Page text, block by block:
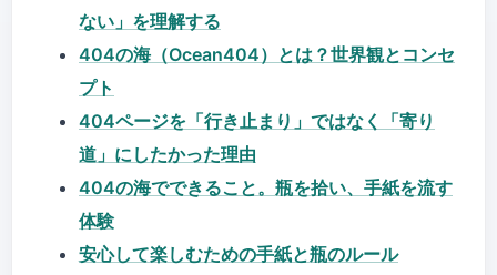
ない」を理解する
404の海（Ocean404）とは？世界観とコンセ
プト
404ページを「行き止まり」ではなく「寄り
道」にしたかった理由
404の海でできること。瓶を拾い、手紙を流す
体験
安心して楽しむための手紙と瓶のルール